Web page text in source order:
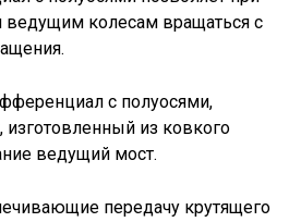
ведущим колесам вращаться с
с полуосями,
из ковкого
ведущий мост.
передачу крутящего